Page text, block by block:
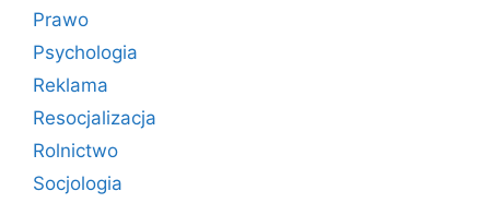
Prawo
Psychologia
Reklama
Resocjalizacja
Rolnictwo
Socjologia